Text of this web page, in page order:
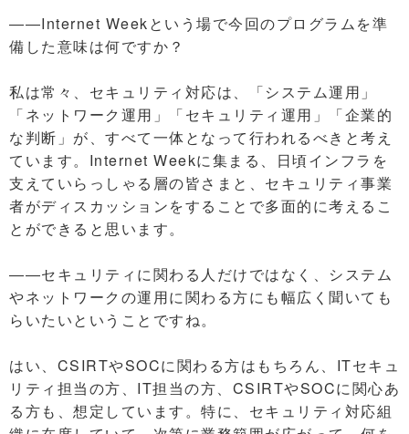
――Internet Weekという場で今回のプログラムを準
備した意味は何ですか？
私は常々、セキュリティ対応は、「システム運用」
「ネットワーク運用」「セキュリティ運用」「企業的
な判断」が、すべて一体となって行われるべきと考え
ています。Internet Weekに集まる、日頃インフラを
支えていらっしゃる層の皆さまと、セキュリティ事業
者がディスカッションをすることで多面的に考えるこ
とができると思います。
――セキュリティに関わる人だけではなく、システム
やネットワークの運用に関わる方にも幅広く聞いても
らいたいということですね。
はい、CSIRTやSOCに関わる方はもちろん、ITセキュ
リティ担当の方、IT担当の方、CSIRTやSOCに関心あ
る方も、想定しています。特に、セキュリティ対応組